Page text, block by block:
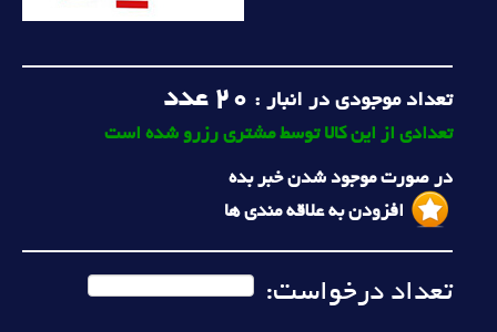
تعداد موجودی در انبار : 20 عدد
تعدادی از این کالا توسط مشتری رزرو شده است
در صورت موجود شدن خبر بده
افزودن به علاقه مندی ها
تعداد درخواست: